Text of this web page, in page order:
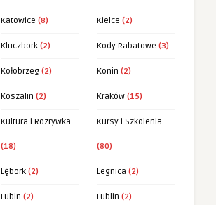
Katowice (8) Kielce (2)
Kluczbork (2) Kody Rabatowe (3)
Kołobrzeg (2) Konin (2)
Koszalin (2) Kraków (15)
Kultura i Rozrywka
(18)
Kursy i Szkolenia
(80)
Lębork (2) Legnica (2)
Lubin (2) Lublin (2)